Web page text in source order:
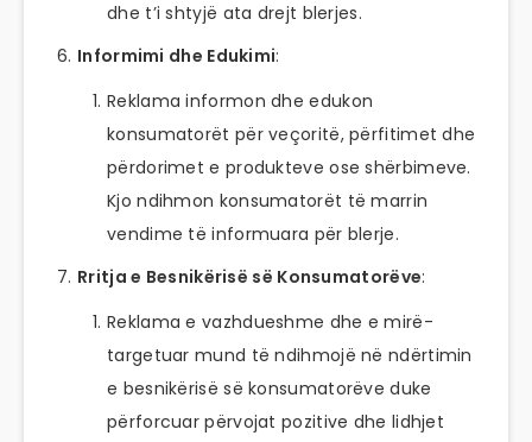
dhe t’i shtyjë ata drejt blerjes.
Informimi dhe Edukimi:
Reklama informon dhe edukon
konsumatorët për veçoritë, përfitimet dhe
përdorimet e produkteve ose shërbimeve.
Kjo ndihmon konsumatorët të marrin
vendime të informuara për blerje.
Rritja e Besnikërisë së Konsumatorëve:
Reklama e vazhdueshme dhe e mirë-
targetuar mund të ndihmojë në ndërtimin
e besnikërisë së konsumatorëve duke
përforcuar përvojat pozitive dhe lidhjet